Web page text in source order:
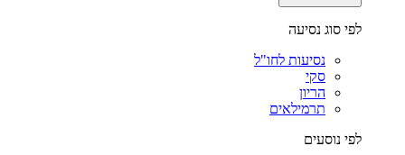
לפי סוג נסיעה
נסיעות לחו"ל
סקי
הריון
תרמילאים
לפי נוסעים